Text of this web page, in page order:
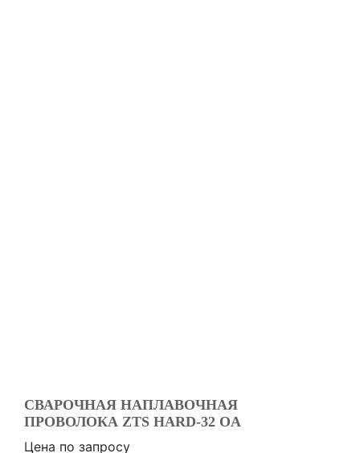
СВАРОЧНАЯ НАПЛАВОЧНАЯ
ПРОВОЛОКА ZTS HARD-32 OA
Цена по запросу